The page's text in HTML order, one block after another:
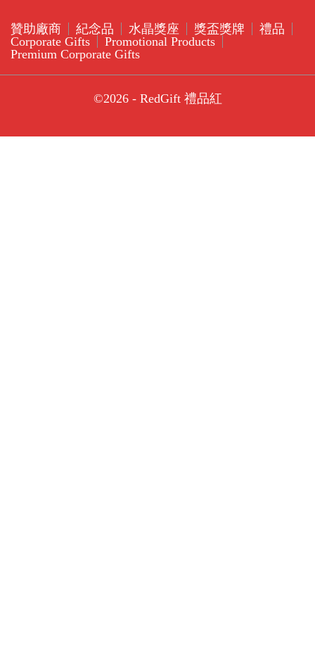
贊助廠商 紀念品 水晶獎座 獎盃獎牌
禮品
Corporate Gifts
Promotional Products
Premium Corporate Gifts
©2026 - RedGift 禮品紅